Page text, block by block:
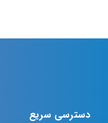
دسترسی سریع